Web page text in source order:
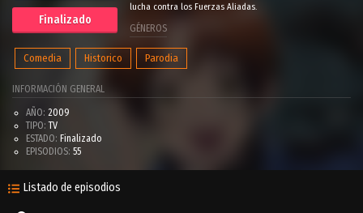
Finalizado
lucha contra los Fuerzas Aliadas.
GÉNEROS
Comedia Historico Parodia
INFORMACIÓN GENERAL
AÑO: 2009
TIPO: TV
ESTADO: Finalizado
EPISODIOS: 55
Listado de episodios